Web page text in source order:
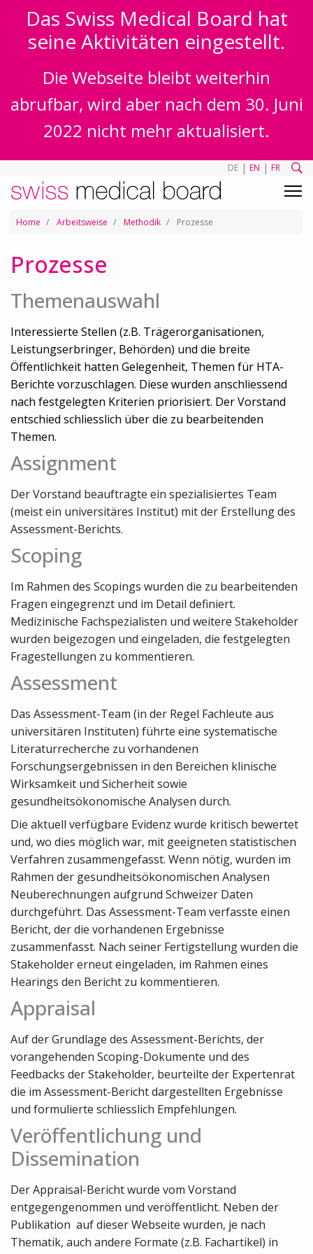
Das Swiss Medical Board hat
seine Aktivitäten eingestellt.
Die Webseite bleibt weiterhin
abrufbar, wird aber nach dem 30. Juni
2022 nicht mehr aktualisiert.
DE | EN | FR
Home Arbeitsweise Methodik Prozesse
Prozesse
Themenauswahl
Interessierte Stellen (z.B. Trägerorganisationen,
Leistungserbringer, Behörden) und die breite
Öffentlichkeit hatten Gelegenheit, Themen für HTA-
Berichte vorzuschlagen. Diese wurden anschliessend
nach festgelegten Kriterien priorisiert. Der Vorstand
entschied schliesslich über die zu bearbeitenden
Themen.
Assignment
Der Vorstand beauftragte ein spezialisiertes Team
(meist ein universitäres Institut) mit der Erstellung des
Assessment-Berichts.
Scoping
Im Rahmen des Scopings wurden die zu bearbeitenden
Fragen eingegrenzt und im Detail definiert.
Medizinische Fachspezialisten und weitere Stakeholder
wurden beigezogen und eingeladen, die festgelegten
Fragestellungen zu kommentieren.
Assessment
Das Assessment-Team (in der Regel Fachleute aus
universitären Instituten) führte eine systematische
Literaturrecherche zu vorhandenen
Forschungsergebnissen in den Bereichen klinische
Wirksamkeit und Sicherheit sowie
gesundheitsökonomische Analysen durch.
Die aktuell verfügbare Evidenz wurde kritisch bewertet
und, wo dies möglich war, mit geeigneten statistischen
Verfahren zusammengefasst. Wenn nötig, wurden im
Rahmen der gesundheitsökonomischen Analysen
Neuberechnungen aufgrund Schweizer Daten
durchgeführt. Das Assessment-Team verfasste einen
Bericht, der die vorhandenen Ergebnisse
zusammenfasst. Nach seiner Fertigstellung wurden die
Stakeholder erneut eingeladen, im Rahmen eines
Hearings den Bericht zu kommentieren.
Appraisal
Auf der Grundlage des Assessment-Berichts, der
vorangehenden Scoping-Dokumente und des
Feedbacks der Stakeholder, beurteilte der Expertenrat
die im Assessment-Bericht dargestellten Ergebnisse
und formulierte schliesslich Empfehlungen.
Veröffentlichung und
Dissemination
Der Appraisal-Bericht wurde vom Vorstand
entgegengenommen und veröffentlicht. Neben der
Publikation auf dieser Webseite wurden, je nach
Thematik, auch andere Formate (z.B. Fachartikel) in